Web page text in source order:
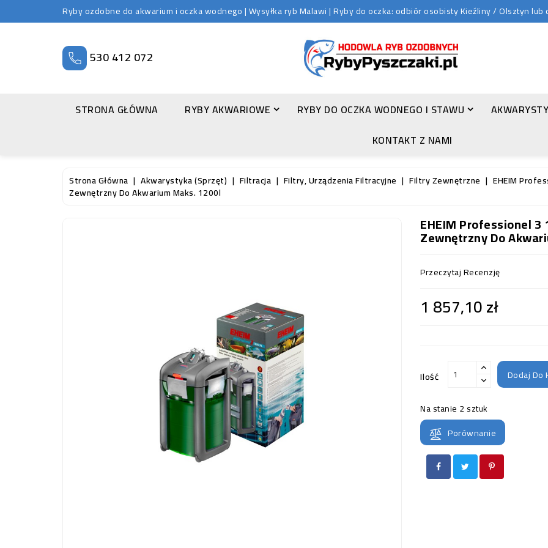
Ryby ozdobne do akwarium i oczka wodnego | Wysyłka ryb Malawi | Ryby do oczka: odbiór osobisty Kieźliny / Olsztyn
530 412 072
STRONA GŁÓWNA RYBY AKWARIOWE RYBY DO OCZKA WODNEGO I STAWU
KONTAKT Z NAMI
Strona Główna Akwarystyka (sprzęt) Filtracja Filtry, Urządzenia Filtracyjne Filtry Zewnętrzne EHEIM
Zewnętrzny Do Akwarium Maks. 1200l
EHEIM Professionel
Zewnętrzny Do
Przeczytaj Recenzję
1 857,10 zł
Ilość Dodaj Do
Na stanie 2 sztuk
Porównanie